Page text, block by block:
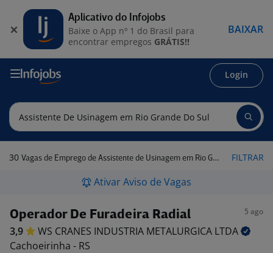
Login
30 Vagas de Emprego de Assistente de Usinagem em Rio Grande do Sul FILTRAR
Ativar Aviso de Vagas
Operador De Furadeira Radial 5 ago
3,9 WS CRANES INDUSTRIA METALURGICA LTDA
Cachoeirinha - RS
Aplicativo do Infojobs
Baixe o App nº 1 do Brasil para
encontrar empregos GRÁTIS!!
BAIXAR